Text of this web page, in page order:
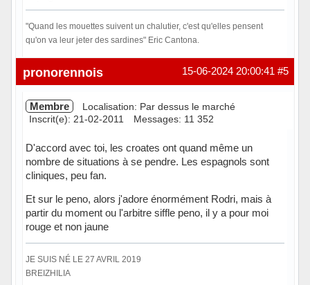
"Quand les mouettes suivent un chalutier, c'est qu'elles pensent
qu'on va leur jeter des sardines" Eric Cantona.
Hors ligne #5
15-06-2024 20:00:41
pronorennois
Membre
Localisation: Par dessus le marché
Inscrit(e): 21-02-2011
Messages: 11 352
D'accord avec toi, les croates ont quand même un
nombre de situations à se pendre. Les espagnols sont
cliniques, peu fan.
Et sur le peno, alors j'adore énormément Rodri, mais à
partir du moment ou l'arbitre siffle peno, il y a pour moi
rouge et non jaune
JE SUIS NÉ LE 27 AVRIL 2019
BREIZHILIA